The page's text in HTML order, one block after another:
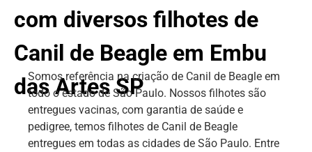
com diversos filhotes de
Canil de Beagle em Embu
das Artes SP
Somos referência na criação de Canil de Beagle em
todo o estado de São Paulo. Nossos filhotes são
entregues vacinas, com garantia de saúde e
pedigree, temos filhotes de Canil de Beagle
entregues em todas as cidades de São Paulo. Entre